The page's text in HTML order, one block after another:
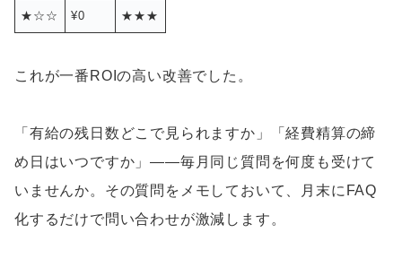
★☆☆ ¥0 ★★★
これが一番ROIの高い改善でした。
「有給の残日数どこで見られますか」「経費精算の締
め日はいつですか」——毎月同じ質問を何度も受けて
いませんか。その質問をメモしておいて、月末にFAQ
化するだけで問い合わせが激減します。